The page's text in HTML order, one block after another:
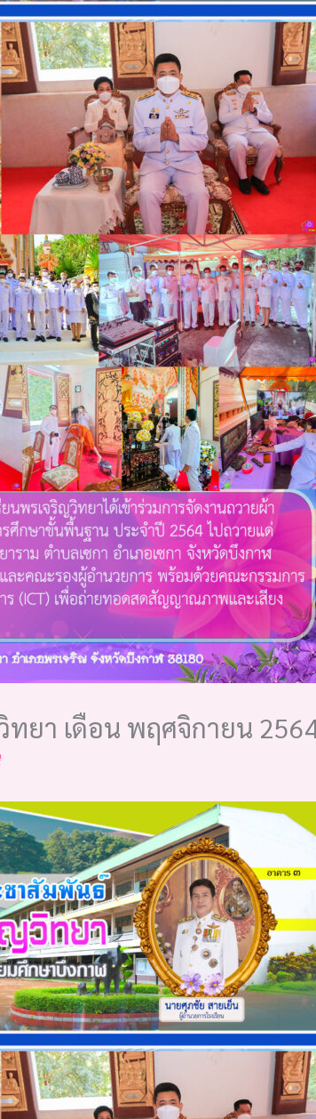
ทยา เดือน พฤศจิกายน